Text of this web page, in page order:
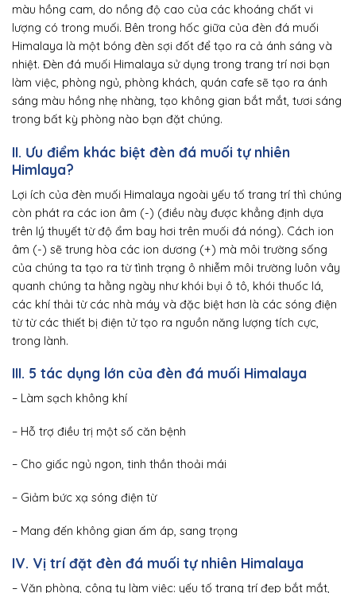
màu hồng cam, do nồng độ cao của các khoáng chất vi
lượng có trong muối. Bên trong hốc giữa của đèn đá muối
Himalaya là một bóng đèn sợi đốt để tạo ra cả ánh sáng và
nhiệt. Đèn đá muối Himalaya sử dụng trong trang trí nơi bạn
làm việc, phòng ngủ, phòng khách, quán cafe sẽ tạo ra ánh
sáng màu hồng nhẹ nhàng, tạo không gian bắt mắt, tươi sáng
trong bất kỳ phòng nào bạn đặt chúng.
II. Ưu điểm khác biệt đèn đá muối tự nhiên
Himlaya?
Lợi ích của đèn muối Himalaya ngoài yếu tố trang trí thì chúng
còn phát ra các ion âm (-) (điều này được khẳng định dựa
trên lý thuyết từ độ ẩm bay hơi trên muối đá nóng). Cách ion
âm (-) sẽ trung hòa các ion dương (+) mà môi trường sống
của chúng ta tạo ra từ tình trạng ô nhiễm môi trường luôn vây
quanh chúng ta hằng ngày như khói bụi ô tô, khói thuốc lá,
các khí thải từ các nhà máy và đặc biệt hơn là các sóng điện
từ từ các thiết bị điện tử tạo ra nguồn năng lượng tích cực,
trong lành.
III. 5 tác dụng lớn của đèn đá muối Himalaya
– Làm sạch không khí
– Hỗ trợ điều trị một số căn bệnh
– Cho giấc ngủ ngon, tinh thần thoải mái
– Giảm bức xạ sóng điện từ
– Mang đến không gian ấm áp, sang trọng
IV. Vị trí đặt đèn đá muối tự nhiên Himalaya
– Văn phòng, công ty làm việc: yếu tố trang trí đẹp bắt mắt,